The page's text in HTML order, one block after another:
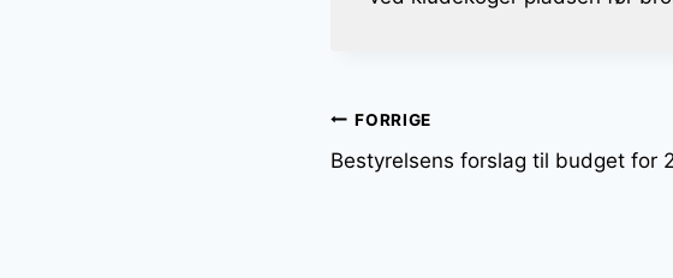
Indlægsnavigation
FORRIGE
Bestyrelsens forslag til budget for